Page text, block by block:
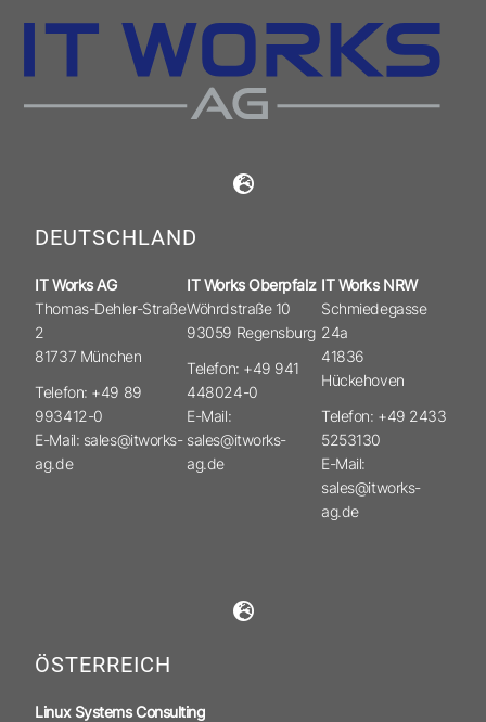
DEUTSCHLAND
IT Works AG
Thomas-Dehler-Straße
2
81737 München
Telefon: +49 89
993412-0
E-Mail: sales@itworks-
ag.de
IT Works Oberpfalz
Wöhrdstraße 10
93059 Regensburg
Telefon: +49 941
448024-0
E-Mail:
sales@itworks-
ag.de
IT Works NRW
Schmiedegasse
24a
41836
Hückehoven
Telefon: +49 2433
5253130
E-Mail:
sales@itworks-
ag.de
ÖSTERREICH
Linux Systems Consulting